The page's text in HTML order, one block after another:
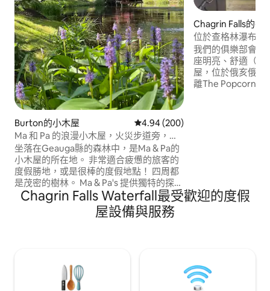
Burton的小木屋 從 200 則評價中獲得 4.94 的平均
4.94 (200)
Ma 和 Pa 的浪漫小木屋，火災步道旁，戶
外浴池
坐落在Geauga縣的森林中，是Ma & Pa的
小木屋的所在地。 非常適合疲憊的旅客的
度假勝地，或是很棒的度假地點！ 四周都
是茂密的樹林。 Ma & Pa's 提供獨特的探險
體驗，但就像在家一樣舒適。 獨立空間、
健行/單車道、壁爐、室外木柴火爐、寬敞
的廚房、室外浴池（無按摩噴水），提供
Pa 的小木屋，冒險正等著你！
Chagrin Falls的平
位於查格林瀑布市
我們的俱樂部會所
座明亮、舒適（7
屋，位於俄亥俄州
離The Popcorn
Chagrin Falls Waterfall最受歡迎的度假
屋設備與服務